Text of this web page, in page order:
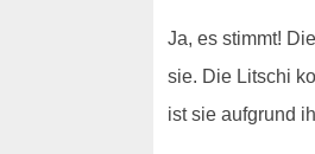
Ja, es stimmt!
sie. Die Litschi
ist sie aufgrund